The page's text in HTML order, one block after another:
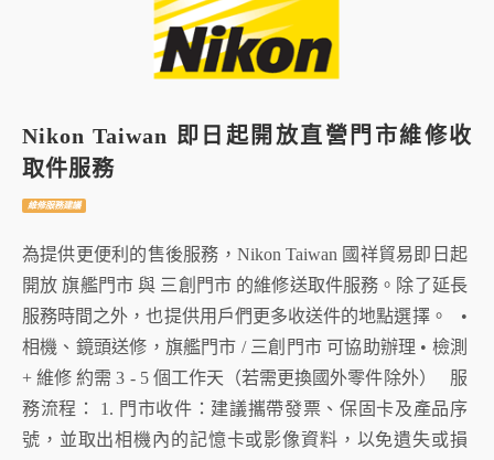
Nikon Taiwan 即日起開放直營門市維修收
取件服務
維修服務建議
為提供更便利的售後服務，Nikon Taiwan 國祥貿易即日起
開放 旗艦門市 與 三創門市 的維修送取件服務。除了延長
服務時間之外，也提供用戶們更多收送件的地點選擇。 •
相機、鏡頭送修，旗艦門市 / 三創門市 可協助辦理 • 檢測
+ 維修 約需 3 - 5 個工作天（若需更換國外零件除外） 服
務流程： 1. 門市收件：建議攜帶發票、保固卡及產品序
號，並取出相機內的記憶卡或影像資料，以免遺失或損